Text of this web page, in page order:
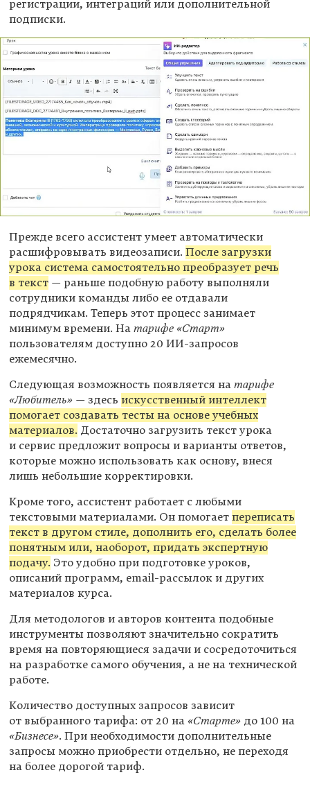
регистрации, интеграций или дополнительной
подписки.
Прежде всего ассистент умеет автоматически
расшифровывать видеозаписи. После загрузки
урока система самостоятельно преобразует речь
в текст — раньше подобную работу выполняли
сотрудники команды либо ее отдавали
подрядчикам. Теперь этот процесс занимает
минимум времени. На тарифе «Старт»
пользователям доступно 20 ИИ-запросов
ежемесячно.
Следующая возможность появляется на тарифе
«Любитель» — здесь искусственный интеллект
помогает создавать тесты на основе учебных
материалов. Достаточно загрузить текст урока
и сервис предложит вопросы и варианты ответов,
которые можно использовать как основу, внеся
лишь небольшие корректировки.
Кроме того, ассистент работает с любыми
текстовыми материалами. Он помогает переписать
текст в другом стиле, дополнить его, сделать более
понятным или, наоборот, придать экспертную
подачу. Это удобно при подготовке уроков,
описаний программ, email-рассылок и других
материалов курса.
Для методологов и авторов контента подобные
инструменты позволяют значительно сократить
время на повторяющиеся задачи и сосредоточиться
на разработке самого обучения, а не на технической
работе.
Количество доступных запросов зависит
от выбранного тарифа: от 20 на «Старте» до 100 на
«Бизнесе». При необходимости дополнительные
запросы можно приобрести отдельно, не переходя
на более дорогой тариф.